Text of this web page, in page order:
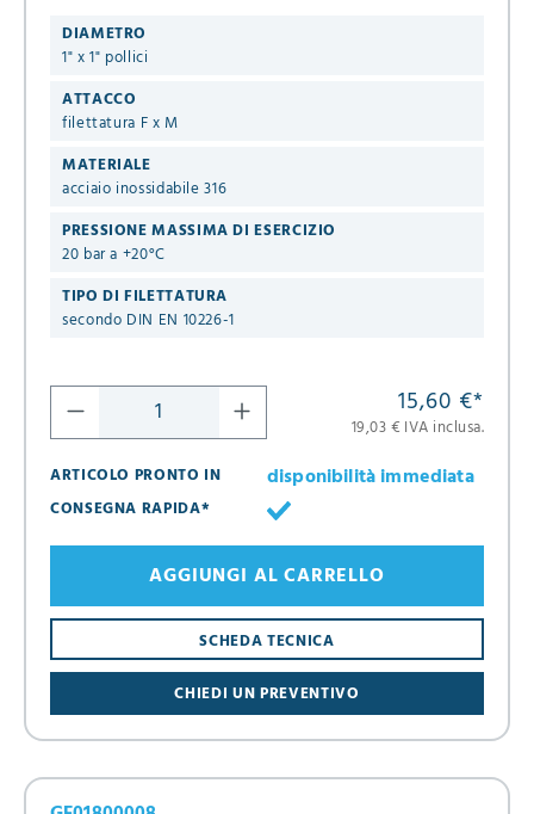
DIAMETRO
1" x 1" pollici
ATTACCO
filettatura F x M
MATERIALE
acciaio inossidabile 316
PRESSIONE MASSIMA DI ESERCIZIO
20 bar a +20°C
TIPO DI FILETTATURA
secondo DIN EN 10226-1
15,60 €*
19,03 € IVA inclusa.
ARTICOLO PRONTO IN
disponibilità immediata
CONSEGNA RAPIDA*
CHIEDI UN PREVENTIVO
SCHEDA TECNICA
AGGIUNGI AL CARRELLO